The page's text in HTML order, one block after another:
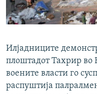
РСЕ веб страници
Илјадниците
плоштадот Тахрир во
воените власти го
распуштија